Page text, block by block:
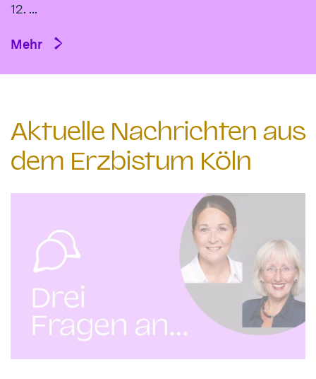
12. ...
Mehr
Aktuelle Nachrichten aus
dem Erzbistum Köln